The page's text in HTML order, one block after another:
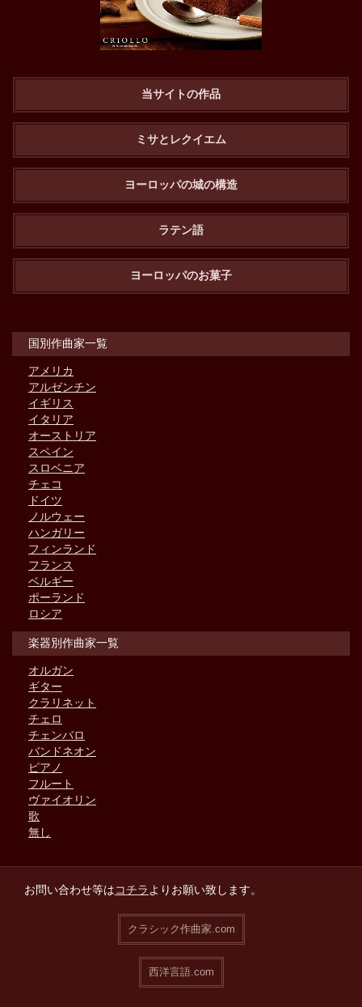
当サイトの作品
ミサとレクイエム
ヨーロッパの城の構造
ラテン語
ヨーロッパのお菓子
国別作曲家一覧
アメリカ
アルゼンチン
イギリス
イタリア
オーストリア
スペイン
スロベニア
チェコ
ドイツ
ノルウェー
ハンガリー
フィンランド
フランス
ベルギー
ポーランド
ロシア
楽器別作曲家一覧
オルガン
ギター
クラリネット
チェロ
チェンバロ
バンドネオン
ピアノ
フルート
ヴァイオリン
歌
無し
お問い合わせ等はコチラ よりお願い致します。
クラシック作曲家.com
西洋言語.com